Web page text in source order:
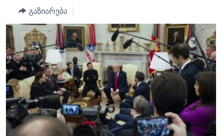
ᲛᲡᲝᲤᲚᲘᲝ
ᲕᲘᲓᲔᲝᲔᲑᲘ
ᲒᲐᲓᲐᲪᲔᲛᲔᲑᲘ
ᲕᲐᲨᲘᲜᲒᲢᲝᲜᲘ ᲓᲦᲔᲡ
ᲮᲔᲓᲕᲐ ᲕᲐᲨᲘᲜᲒᲢᲝᲜᲘᲓᲐᲜ
ᲡᲢᲣᲓᲘᲐ ᲕᲐᲨᲘᲜᲒᲢᲝᲜᲘ
ᲡᲮᲕᲐ ᲡᲘᲐᲮᲚᲔᲔᲑᲘ
ᲞᲝᲚᲘᲢᲘᲙᲐ
ᲔᲙᲝᲜᲝᲛᲘᲙᲐ
ᲯᲐᲜᲛᲠᲗᲔᲚᲝᲑᲐ
ᲛᲔᲪᲜᲘᲔᲠᲔᲑᲐ
ᲠᲣᲡᲔᲗᲘᲡ ᲨᲔᲭᲠᲐ ᲣᲙᲠᲐᲘᲜᲐᲨᲘ
Learning English
ᲗᲕᲐᲚᲘ ᲒᲕᲐᲓᲔᲕᲜᲔᲗ
გაზიარება